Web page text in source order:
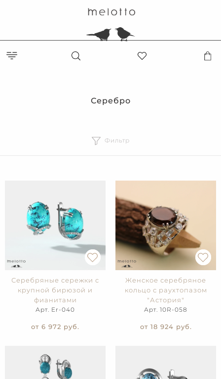
Серебро
Фильтр
Серебряные сережки с
крупной бирюзой и
фианитами
Арт. Er-040
от 6 972 руб.
Женское серебряное
кольцо с раухтопазом
"Астория"
Арт. 10R-058
от 18 924 руб.